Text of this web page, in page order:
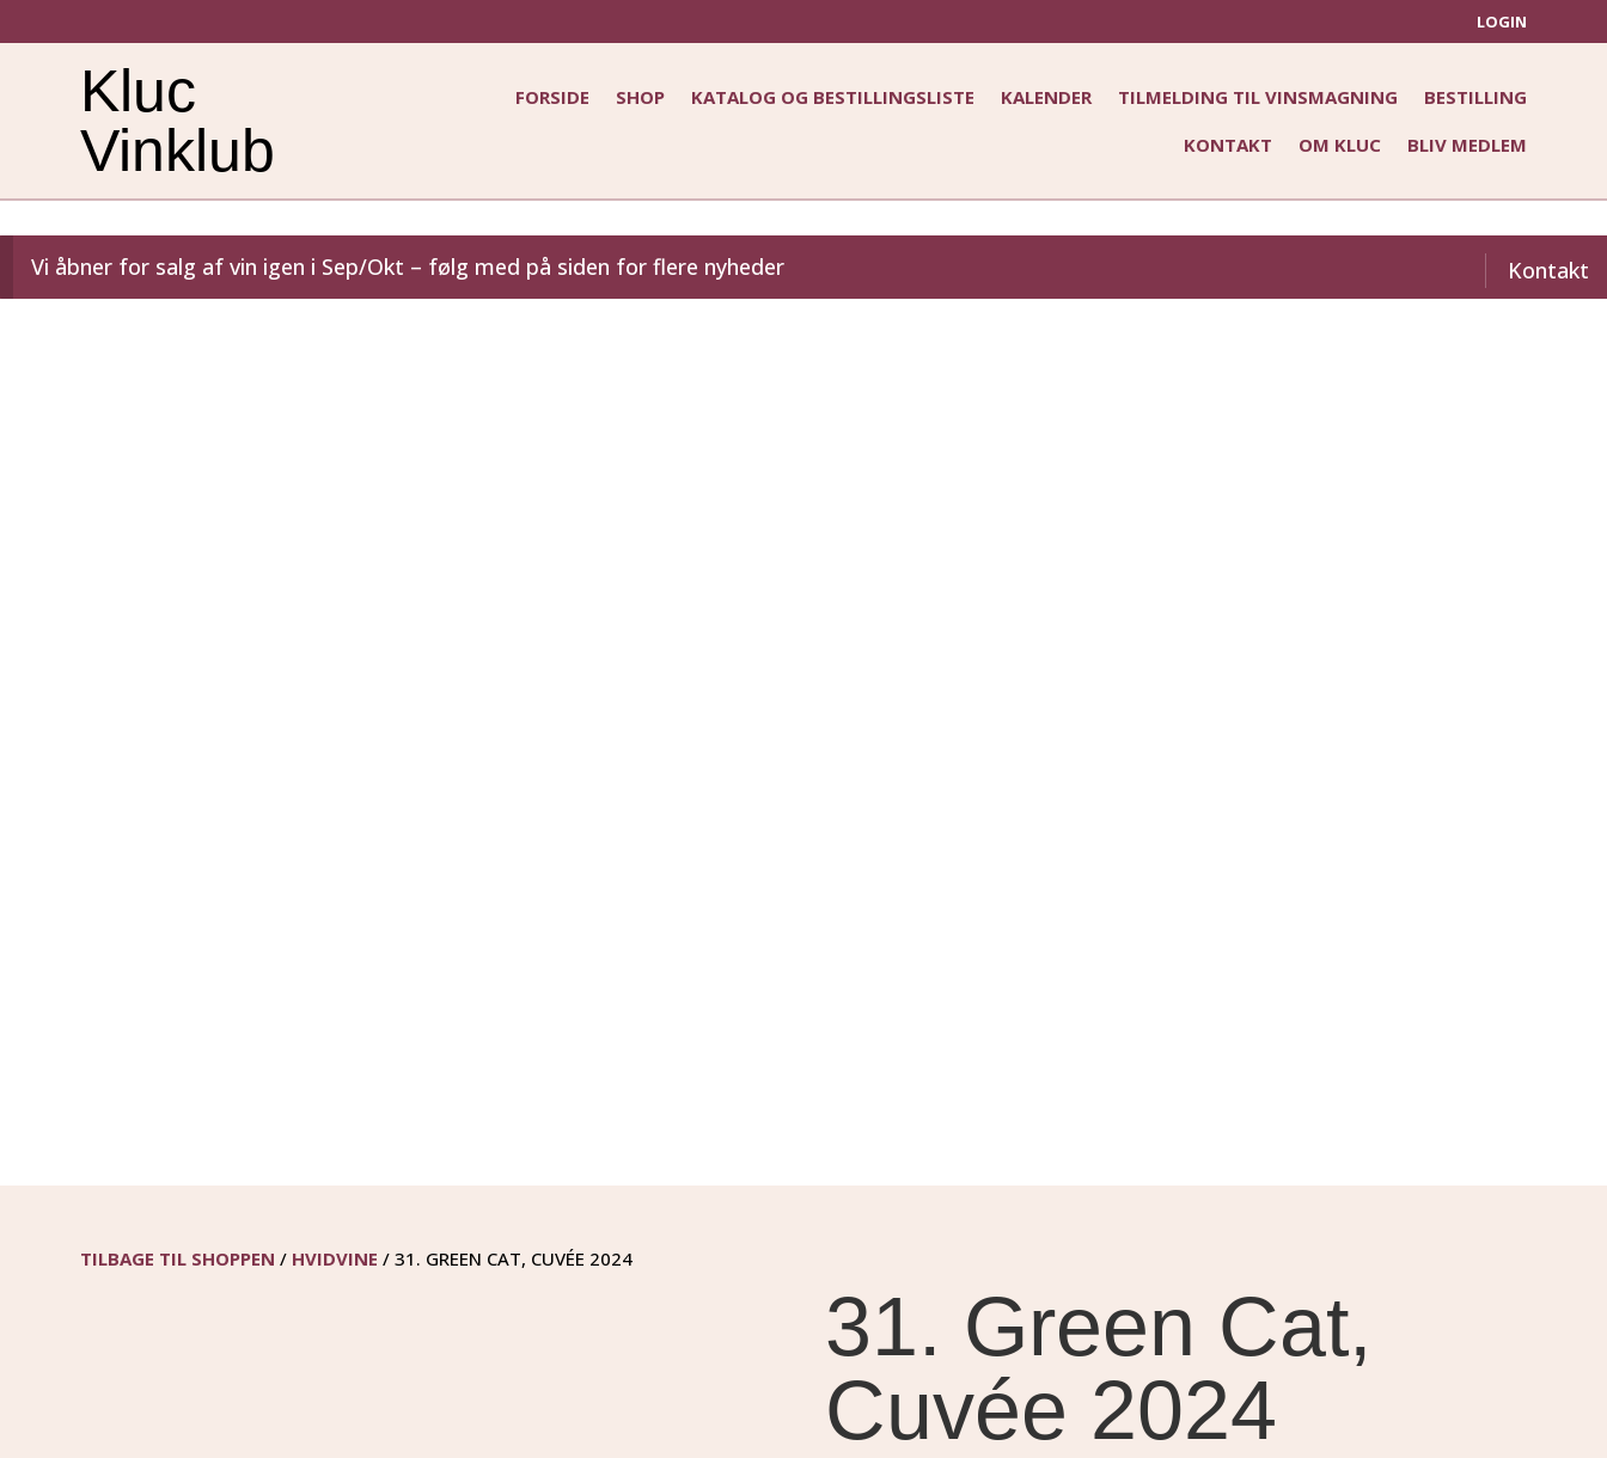
LOGIN
Kluc
Vinklub
FORSIDE SHOP KATALOG OG BESTILLINGSLISTE KALENDER TILMELDING TIL VINSMAGNING
BESTILLING
KONTAKT
OM KLUC BLIV MEDLEM
Kontakt
Vi åbner for salg af vin igen i Sep/Okt – følg med på siden for flere nyheder
TILBAGE TIL SHOPPEN / HVIDVINE / 31. GREEN CAT, CUVÉE 2024
31. Green Cat,
Cuvée 2024